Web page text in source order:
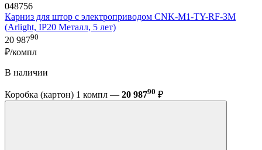
048756
Карниз для штор с электроприводом CNK-M1-TY-RF-3M
(Arlight, IP20 Металл, 5 лет)
20 98790
₽/компл
В наличии
Коробка (картон) 1 компл — 20 98790 ₽